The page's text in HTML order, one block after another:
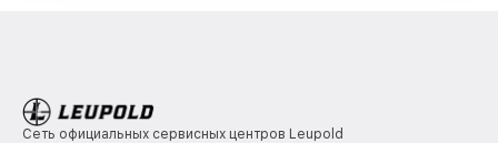
Сеть официальных сервисных центров Leupold